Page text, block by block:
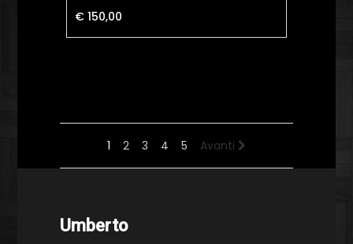
€ 150,00
1 2 3 4 5 Avanti
Umberto